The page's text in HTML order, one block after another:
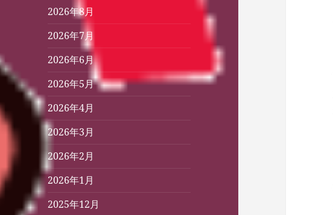
2026年8月
2026年7月
2026年6月
2026年5月
2026年4月
2026年3月
2026年2月
2026年1月
2025年12月